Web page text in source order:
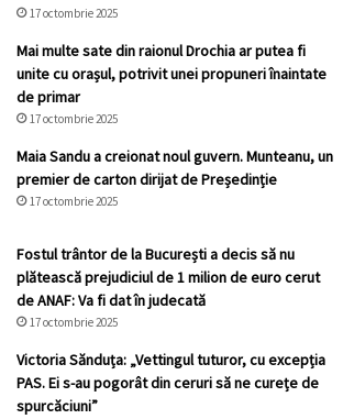
17 octombrie 2025
Mai multe sate din raionul Drochia ar putea fi
unite cu orașul, potrivit unei propuneri înaintate
de primar
17 octombrie 2025
Maia Sandu a creionat noul guvern. Munteanu, un
premier de carton dirijat de Președinție
17 octombrie 2025
Fostul trântor de la București a decis să nu
plătească prejudiciul de 1 milion de euro cerut
de ANAF: Va fi dat în judecată
17 octombrie 2025
Victoria Sănduța: „Vettingul tuturor, cu excepția
PAS. Ei s-au pogorât din ceruri să ne curețe de
spurcăciuni”